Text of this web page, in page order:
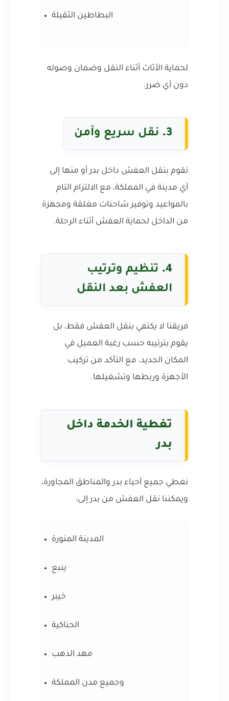
البطاطين الثقيلة
لحماية الأثاث أثناء النقل وضمان وصوله
دون أي ضرر.
3. نقل سريع وآمن
نقوم بنقل العفش داخل بدر أو منها إلى
أي مدينة في المملكة، مع الالتزام التام
بالمواعيد وتوفير شاحنات مغلقة ومجهزة
من الداخل لحماية العفش أثناء الرحلة.
4.
تنظيم وترتيب
العفش بعد النقل
فريقنا لا يكتفي بنقل العفش فقط، بل
يقوم بترتيبه حسب رغبة العميل في
المكان الجديد، مع التأكد من تركيب
الأجهزة وربطها وتشغيلها.
تغطية الخدمة داخل
بدر
نغطي جميع أحياء بدر والمناطق المجاورة،
ويمكننا نقل العفش من بدر إلى:
المدينة المنورة
ينبع
خيبر
الحناكية
مهد الذهب
وجميع مدن المملكة